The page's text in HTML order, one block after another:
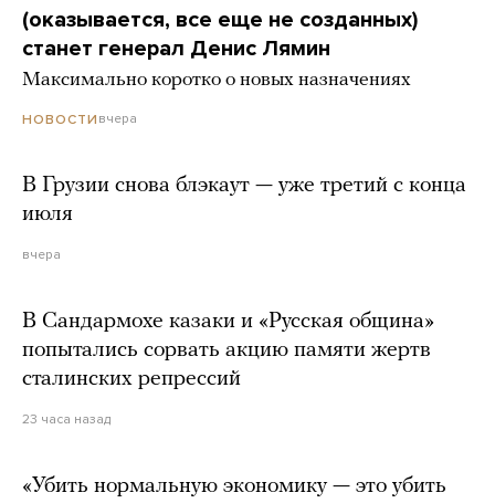
(оказывается, все еще не созданных)
станет генерал Денис Лямин
Максимально коротко о новых назначениях
НОВОСТИ вчера
В Грузии снова блэкаут — уже третий с конца
июля
вчера
В Сандармохе казаки и «Русская община»
попытались сорвать акцию памяти жертв
сталинских репрессий
23 часа назад
«Убить нормальную экономику — это убить